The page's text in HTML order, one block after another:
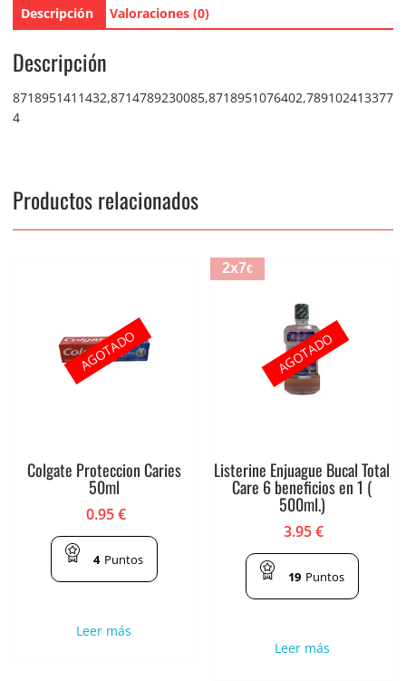
Descripción Valoraciones (0)
Descripción
8718951411432,8714789230085,8718951076402,789102413377
4
Productos relacionados
Colgate Proteccion Caries
50ml
0.95€
4 Puntos
Leer más
AGOTADO
2x7€
Listerine Enjuague Bucal Total
Care 6 beneficios en 1 (
500ml.)
3.95€
19 Puntos
Leer más
AGOTADO